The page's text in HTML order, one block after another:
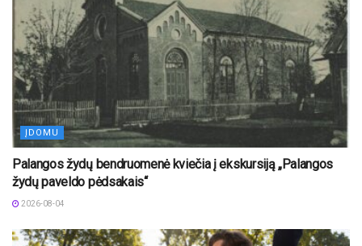
ĮDOMU
Palangos žydų bendruomenė kviečia į ekskursiją „Palangos
žydų paveldo pėdsakais“
2026-08-04